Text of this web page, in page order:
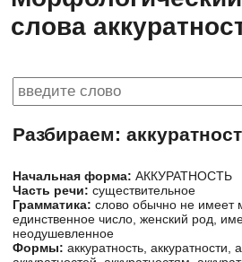
слова
Разбираем:
Начальная форма: АККУРАТНОСТЬ
Часть речи: существительное
Грамматика: слово обычно не имеет
единственное число, женский род,
неодушевленное
Формы: аккуратность, аккуратности,